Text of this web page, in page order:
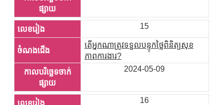
15
តើអ្នកណាត្រូវទទួលបន្ទុកថ្លៃពិនិត្យសុខ
ភាពការងារ?
2024-05-09
16